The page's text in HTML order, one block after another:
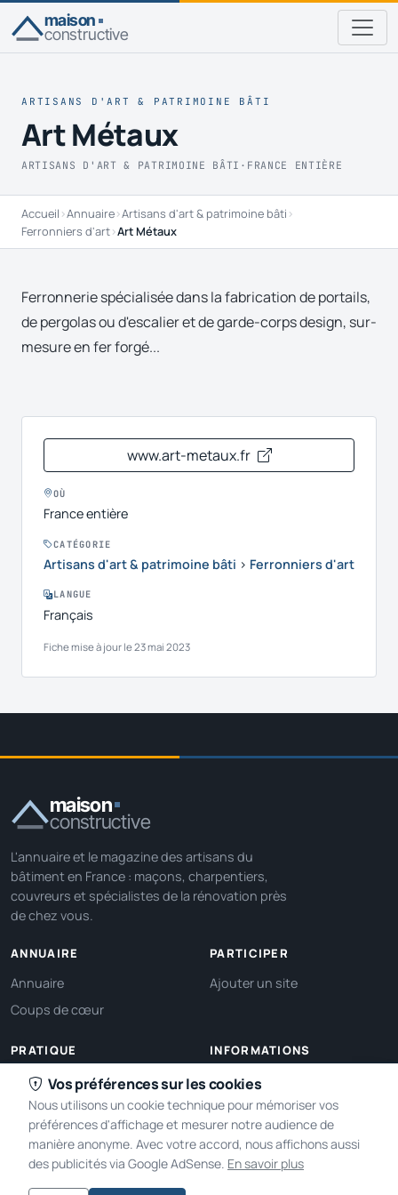
maison
constructive
ARTISANS D'ART & PATRIMOINE BÂTI
Art Métaux
ARTISANS D'ART & PATRIMOINE BÂTI · FRANCE ENTIÈRE
Accueil ›Annuaire›Artisans d'art & patrimoine bâti ›
Ferronniers d'art›Art Métaux
Ferronnerie spécialisée dans la fabrication de portails,
de pergolas ou d'escalier et de garde-corps design, sur-
mesure en fer forgé...
www.art-metaux.fr
OÙ
France entière
CATÉGORIE
Artisans d'art & patrimoine bâti › Ferronniers d'art
LANGUE
Français
Fiche mise à jour le 23 mai 2023
maison
constructive
L'annuaire et le magazine des artisans du
bâtiment en France : maçons, charpentiers,
couvreurs et spécialistes de la rénovation près
de chez vous.
ANNUAIRE
Annuaire
Coups de cœur
PARTICIPER
Ajouter un site
PRATIQUE
Ma localisation
Gérer mes cookies
INFORMATIONS
À propos
Contact
Vos préférences sur les cookies
Nous utilisons un cookie technique pour mémoriser vos
préférences d'affichage et mesurer notre audience de
manière anonyme. Avec votre accord, nous affichons aussi
des publicités via Google AdSense. En savoir plus